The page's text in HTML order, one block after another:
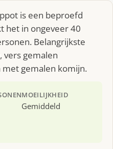
is een beproefd
het in ongeveer 40
Belangrijkste
vers gemalen
gemalen komijn.
MOEILIJKHEID
Gemiddeld